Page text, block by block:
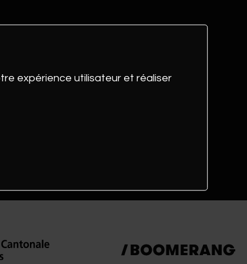
expérience utilisateur et réaliser